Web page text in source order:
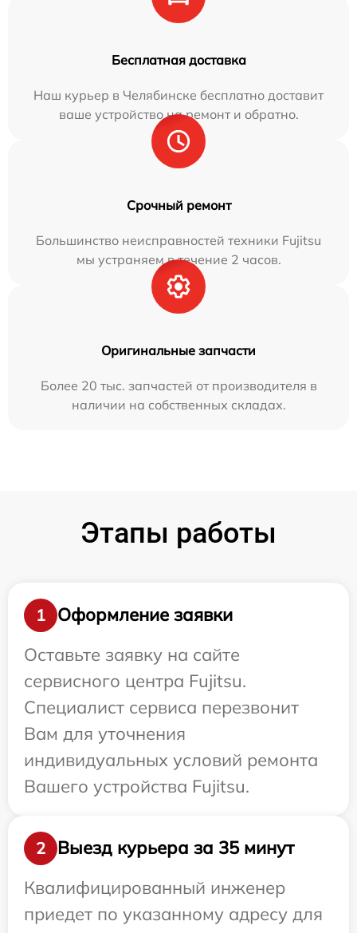
Бесплатная доставка
Наш курьер в Челябинске бесплатно доставит
ваше устройство на ремонт и обратно.
Срочный ремонт
Большинство неисправностей техники Fujitsu
мы устраняем в течение 2 часов.
Оригинальные запчасти
Более 20 тыс. запчастей от производителя в
наличии на собственных складах.
Этапы работы
1
Оформление заявки
Оставьте заявку на сайте
сервисного центра Fujitsu.
Специалист сервиса перезвонит
Вам для уточнения
индивидуальных условий ремонта
Вашего устройства Fujitsu.
2
Выезд курьера за 35 минут
Квалифицированный инженер
приедет по указанному адресу для